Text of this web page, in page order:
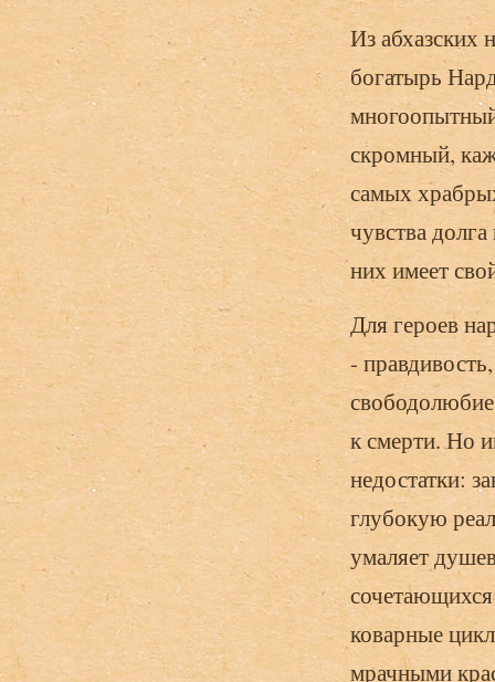
Из абхазских
богатырь
скромный,
самых
чувства
них имеет
Для героев
-
к смерти. Но
недостатки:
глубокую
умаляет
коварные
мрачными